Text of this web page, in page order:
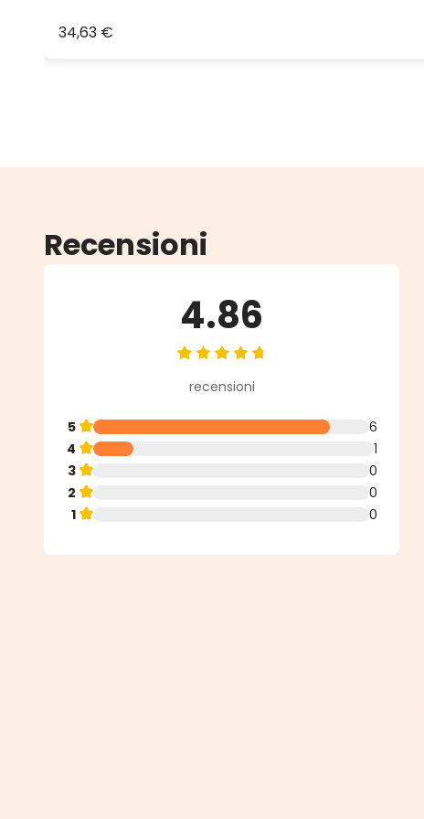
34,63 €
Recensioni
4.86
Valutazione media di 4.86 su 5 stelle
recensioni
5
6
4
1
3
0
2
0
1
0